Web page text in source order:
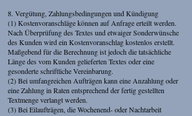
8. Vergütung, Zahlungsbedingungen und Kündigung
(1) Kostenvoranschläge können auf Anfrage erteilt werden.
Nach Überprüfung des Textes und etwaiger Sonderwünsche
des Kunden wird ein Kostenvoranschlag kostenlos erstellt.
Maßgebend für die Berechnung ist jedoch die tatsächliche
Länge des vom Kunden gelieferten Textes oder eine
gesonderte schriftliche Vereinbarung.
(2) Bei umfangreichen Aufträgen kann eine Anzahlung oder
eine Zahlung in Raten entsprechend der fertig gestellten
Textmenge verlangt werden.
(3) Bei Eilaufträgen, die Wochenend- oder Nachtarbeit